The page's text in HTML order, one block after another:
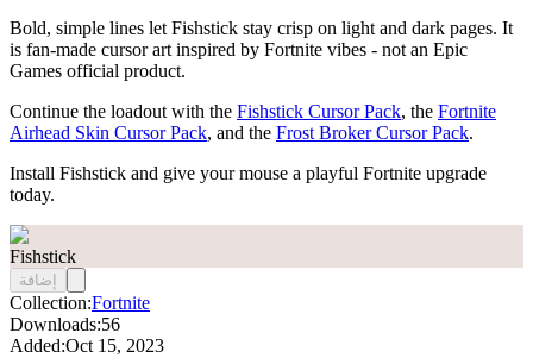
Bold, simple lines let Fishstick stay crisp on light and dark pages. It
is fan-made cursor art inspired by Fortnite vibes - not an Epic
Games official product.
Continue the loadout with the Fishstick Cursor Pack, the Fortnite
Airhead Skin Cursor Pack, and the Frost Broker Cursor Pack.
Install Fishstick and give your mouse a playful Fortnite upgrade
today.
Fishstick
إضافة
Collection:Fortnite
Downloads:56
Added:Oct 15, 2023